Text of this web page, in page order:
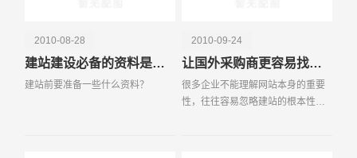
2010-08-28
建站建设必备的资料是什么？
建站前要准备一些什么资料？
2010-09-24
让国外采购商更容易找到你
很多企业不能理解网站本身的重要
性，往往容易忽略建站的根本性问